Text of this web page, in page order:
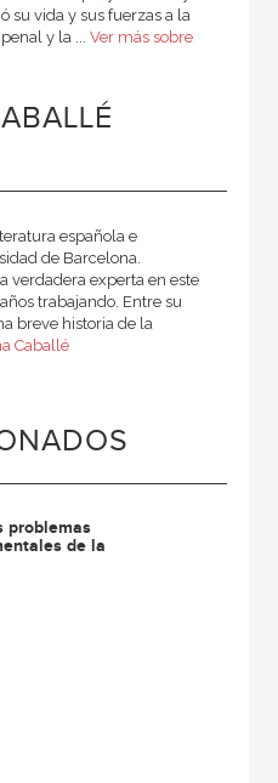
su vida y sus fuerzas a la
y la ... Ver más sobre
española e
de Barcelona.
verdadera experta en este
trabajando. Entre su
breve historia de la
Caballé
problemas
de la